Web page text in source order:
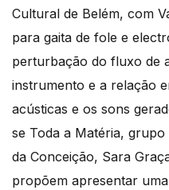
Cultural de Belém, com
para gaita de fole e
perturbação do fluxo de
instrumento e a relação
acústicas e os sons
se Toda a Matéria,
da Conceição, Sara
propõem apresentar